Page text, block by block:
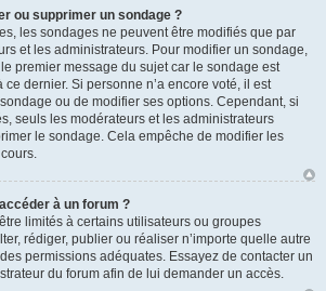
ou supprimer un sondage ?
les sondages ne peuvent être modifiés que par
et les administrateurs. Pour modifier un sondage,
premier message du sujet car le sondage est
dernier. Si personne n’a encore voté, il est
ou de modifier ses options. Cependant, si
seuls les modérateurs et les administrateurs
le sondage. Cela empêche de modifier les
à un forum ?
limités à certains utilisateurs ou groupes
rédiger, publier ou réaliser n’importe quelle autre
permissions adéquates. Essayez de contacter un
du forum afin de lui demander un accès.